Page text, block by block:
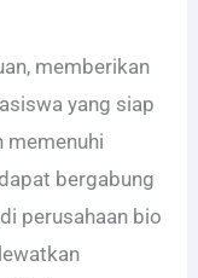
memberikan
yang siap
memenuhi
bergabung
perusahaan bio